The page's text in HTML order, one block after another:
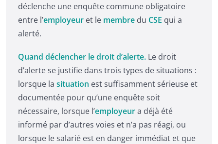
déclenche une enquête commune obligatoire
entre l’employeur et le membre du CSE qui a
alerté.
Quand déclencher le droit d’alerte. Le droit
d’alerte se justifie dans trois types de situations :
lorsque la situation est suffisamment sérieuse et
documentée pour qu’une enquête soit
nécessaire, lorsque l’employeura déjà été
informé par d’autres voies et n’a pas réagi, ou
lorsque le salarié est en danger immédiat et que